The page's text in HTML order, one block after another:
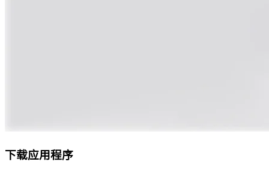
下载应用程序